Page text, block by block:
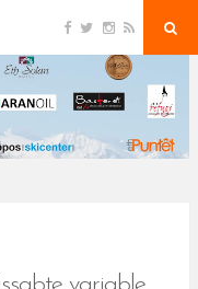
c
o
o
i
e
r
s
t
a
g
r
m
R
S
a